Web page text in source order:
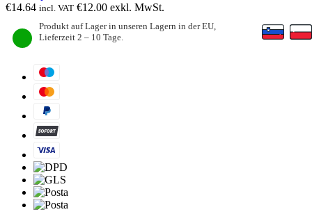
€14.64 incl. VAT €12.00 exkl. MwSt.
Produkt auf Lager in unseren Lagern in der EU,
Lieferzeit 2 – 10 Tage.